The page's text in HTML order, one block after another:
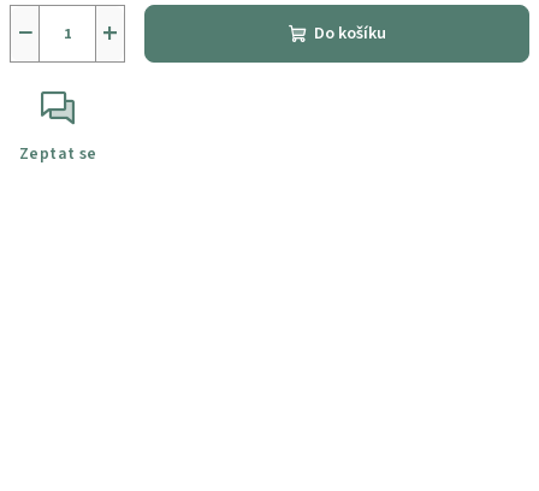
+
− Do košíku
Zeptat se